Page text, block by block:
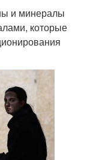
и минералы
которые